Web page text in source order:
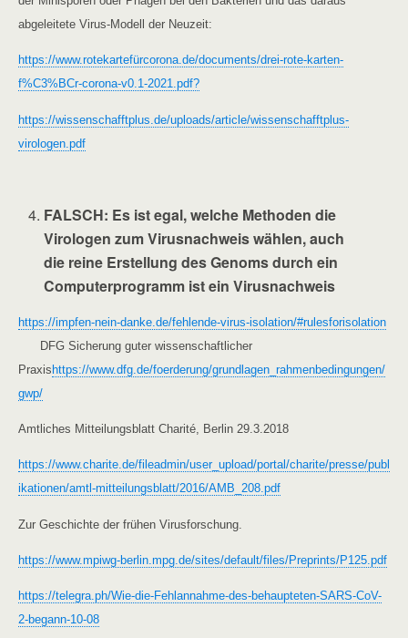
abgeleitete Virus-Modell der Neuzeit:
https://www.rotekartefürcorona.de/documents/drei-rote-karten-
f%C3%BCr-corona-v0.1-2021.pdf?
https://wissenschafftplus.de/uploads/article/wissenschafftplus-
virologen.pdf
FALSCH: Es ist egal, welche Methoden die
Virologen zum Virusnachweis wählen, auch
die reine Erstellung des Genoms durch ein
Computerprogramm ist ein Virusnachweis
https://impfen-nein-danke.de/fehlende-virus-isolation/#rulesforisolation
DFG Sicherung guter wissenschaftlicher
Praxishttps://www.dfg.de/foerderung/grundlagen_rahmenbedingungen/
gwp/
Amtliches Mitteilungsblatt Charité, Berlin 29.3.2018
https://www.charite.de/fileadmin/user_upload/portal/charite/presse/publ
ikationen/amtl-mitteilungsblatt/2016/AMB_208.pdf
Zur Geschichte der frühen Virusforschung.
https://www.mpiwg-berlin.mpg.de/sites/default/files/Preprints/P125.pdf
https://telegra.ph/Wie-die-Fehlannahme-des-behaupteten-SARS-CoV-
2-begann-10-08